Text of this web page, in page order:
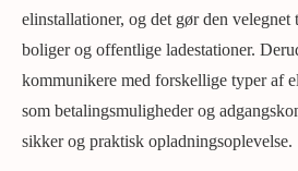
elinstallationer, og det gør den
boliger og offentlige ladestationer.
kommunikere med forskellige typer af
som betalingsmuligheder og
sikker og praktisk opladningsoplevelse.